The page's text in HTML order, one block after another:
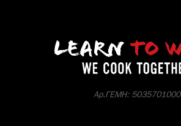
Αρ.ΓΕΜΗ: 5035701000